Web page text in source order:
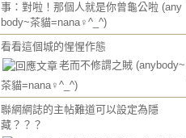
事：對啦！那個人就是你曾龜公啦 (any
body~茶貓=nana♀^_^)
看看這個城的惺惺作態
老而不修謂之賊 (anybody~
茶貓=nana♀^_^)
聯網網誌的主帖難道可以設定為隱
藏？？？